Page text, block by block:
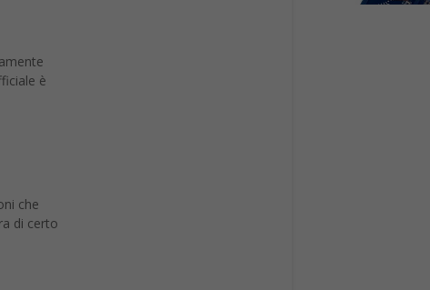
è
che
di certo